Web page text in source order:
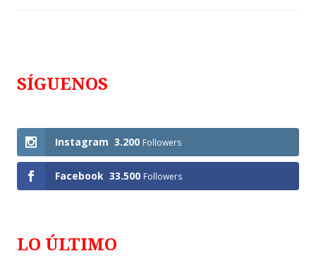
SÍGUENOS
Instagram 3.200 Followers
Facebook 33.500 Followers
LO ÚLTIMO